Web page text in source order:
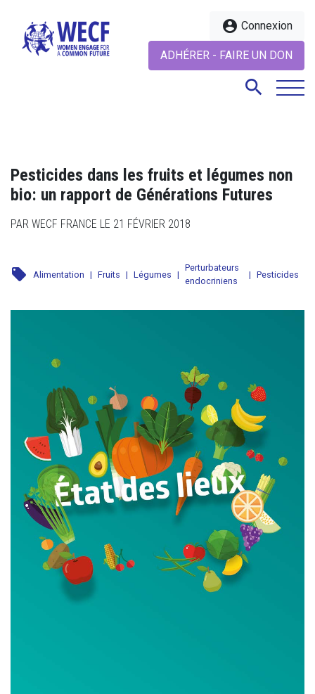
account_circle Connexion
ADHÉRER - FAIRE UN DON
search
Pesticides dans les fruits et légumes non
bio: un rapport de Générations Futures
PAR WECF FRANCE LE 21 FÉVRIER 2018
local_offer Alimentation | Fruits | Légumes |
Perturbateurs
endocriniens
| Pesticides